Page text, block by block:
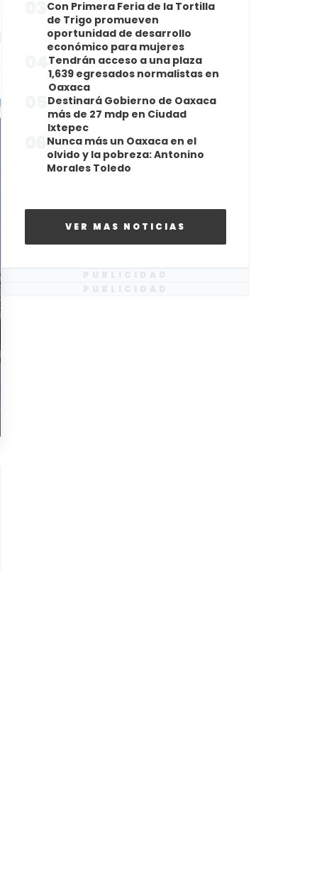
Con Primera Feria de la Tortilla
de Trigo promueven
oportunidad de desarrollo
económico para mujeres
Tendrán acceso a una plaza
1,639 egresados normalistas en
Oaxaca
Destinará Gobierno de Oaxaca
más de 27 mdp en Ciudad
Ixtepec
Nunca más un Oaxaca en el
olvido y la pobreza: Antonino
Morales Toledo
VER MAS NOTICIAS